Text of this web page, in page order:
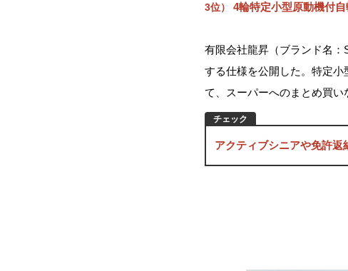
3位） 4輪特定小型原動機付
有限会社龍昇（ブランド名
する仕様を公開した。特定
て、スーパーへのまとめ買い
アクティブシニアや免許